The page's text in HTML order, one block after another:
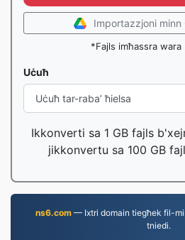
Importazzjoni minn
*Fajls imħassra wara
Uċuħ
Ikkonverti sa 1 GB fajls
jikkonvertu sa 100 GB
ns6.com— Ixtri domain tiegħek fil-
tniedi.